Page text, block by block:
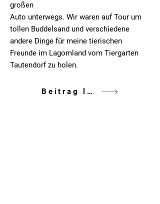
großen
Auto unterwegs. Wir waren auf Tour um
tollen Buddelsand und verschiedene
andere Dinge für meine tierischen
Freunde im Lagomland vom Tiergarten
Tautendorf zu holen.
Beitrag lesen